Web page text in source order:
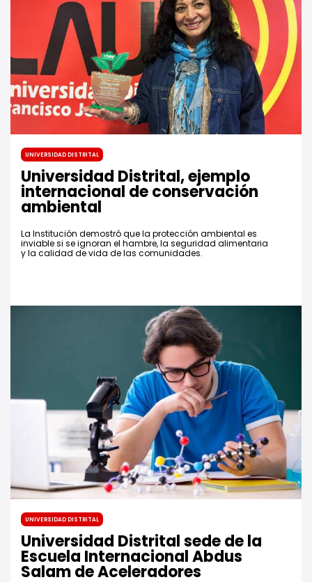
Universidad Distrital
Universidad Distrital, ejemplo
internacional de conservación
ambiental
La Institución demostró que la protección ambiental es
inviable si se ignoran el hambre, la seguridad alimentaria
y la calidad de vida de las comunidades.
Universidad Distrital
Universidad Distrital sede de la
Escuela Internacional Abdus
Salam de Aceleradores